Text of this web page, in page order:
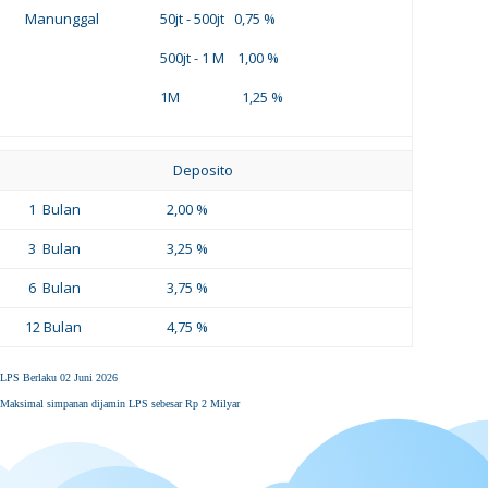
Manunggal
50jt - 500jt 0,75 %
500jt - 1 M 1,00 %
1M 1,25 %
Deposito
1 Bulan
2,00 %
3 Bulan
3,25 %
6 Bulan
3,75 %
12 Bulan
4,75 %
Berlaku 02 Juni 2026
simpanan dijamin LPS sebesar Rp 2 Milyar